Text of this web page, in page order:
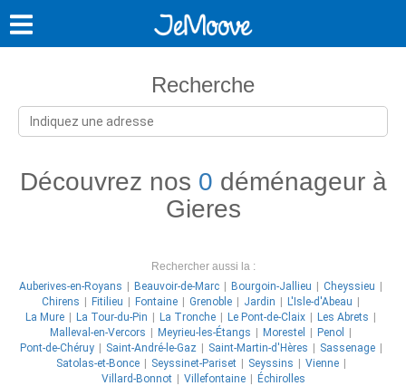
Recherche
Découvrez nos 0 déménageur à
Gieres
Rechercher aussi la :
Auberives-en-Royans
Beauvoir-de-Marc Bourgoin-Jallieu
Cheyssieu
Chirens
Fitilieu Fontaine Grenoble Jardin
L'Isle-d'Abeau
La Mure
La Tour-du-Pin La Tronche Le Pont-de-Claix
Les Abrets
Malleval-en-Vercors
Meyrieu-les-Étangs Morestel
Penol
Pont-de-Chéruy
Saint-André-le-Gaz Saint-Martin-d'Hères
Sassenage
Satolas-et-Bonce
Seyssinet-Pariset Seyssins
Vienne
Villard-Bonnot
Villefontaine Échirolles